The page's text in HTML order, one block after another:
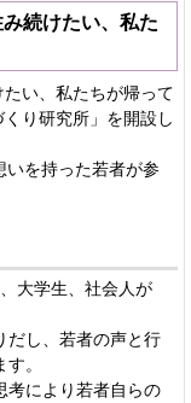
続けたい、私た
い、私たちが帰って
り研究所」を開設し
を持った若者が参
大学生、社会人が
だし、若者の声と行
。
考により若者自らの